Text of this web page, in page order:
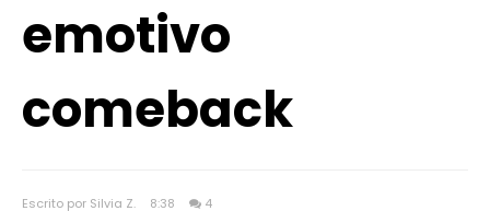
emotivo
comeback
Escrito por Silvia Z. 8:38 4